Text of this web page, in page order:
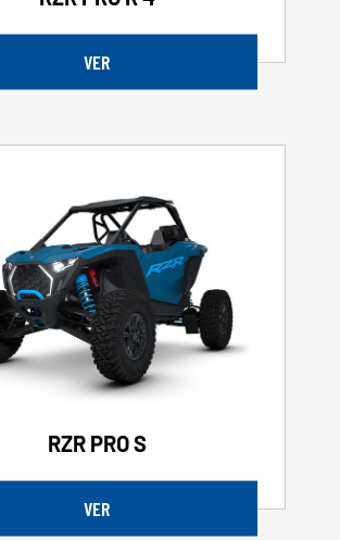
VER
RZR PRO S
VER